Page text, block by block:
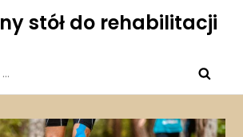
stół do rehabilitacji